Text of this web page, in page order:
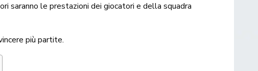
saranno le prestazioni dei giocatori e della squadra
più partite.